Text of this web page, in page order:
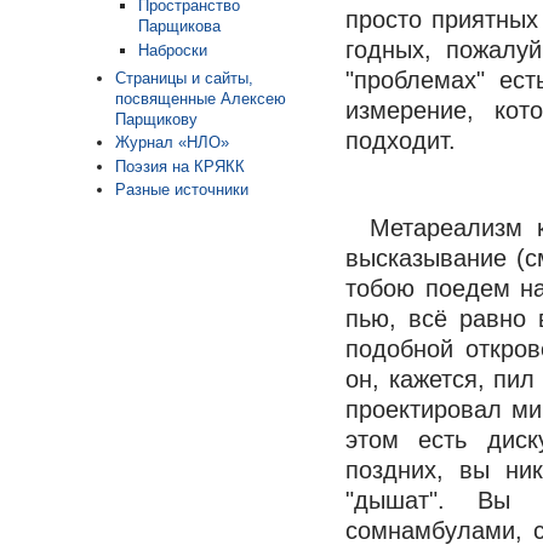
Пространство
Парщикова
Наброски
Страницы и сайты,
посвященные Алексею
Парщикову
Журнал «НЛО»
Поэзия на КРЯКК
Разные источники
просто
годных,
"проблемах"
измерение,
подходит.
Метареализм
высказывание
тобою поедем
пью, всё равно
подобной
он, кажется,
проектировал
этом есть
поздних, вы
"дышат". Вы
сомнамбулами,